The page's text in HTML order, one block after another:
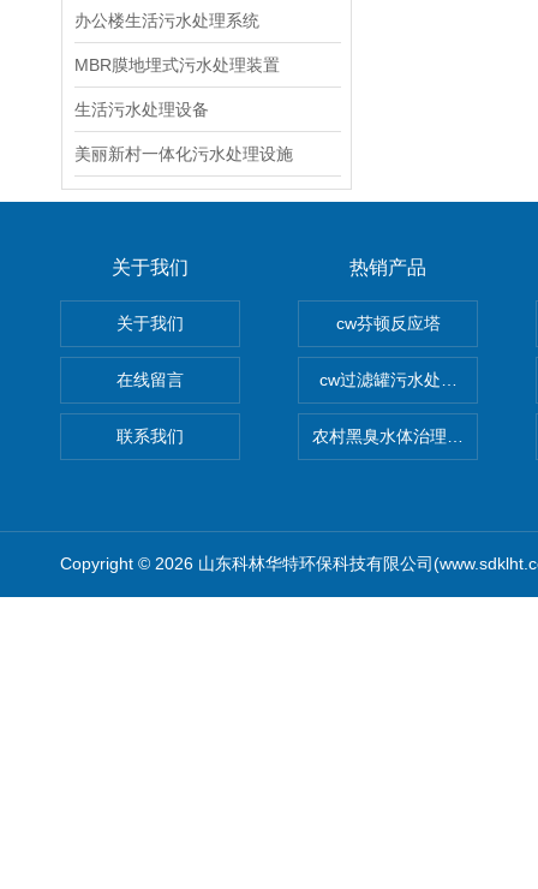
办公楼生活污水处理系统
MBR膜地埋式污水处理装置
生活污水处理设备
美丽新村一体化污水处理设施
关于我们
关于我们
在线留言
联系我们
热销产品
cw芬顿反应塔
cw过滤罐污水处理设备 多介
农村黑臭水体治理设备
Copyright © 2026 山东科林华特环保科技有限公司